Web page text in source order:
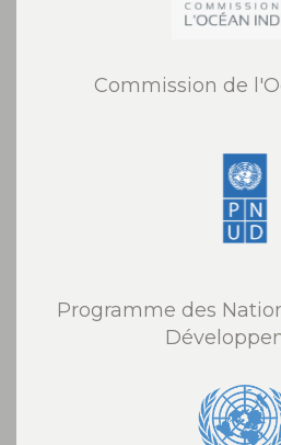
Commission de
Programme des